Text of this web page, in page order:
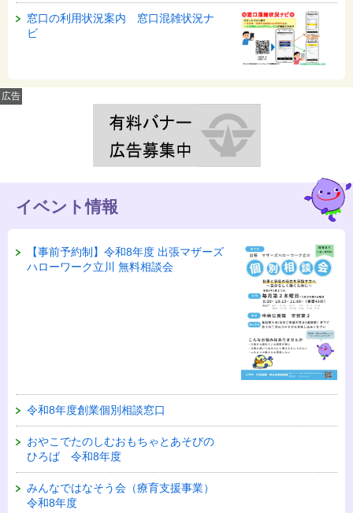
窓口の利用状況案内 窓口混雑状況ナ
ビ
広告
イベント情報
【事前予約制】令和8年度 出張マザーズ
ハローワーク立川 無料相談会
令和8年度創業個別相談窓口
おやこでたのしむおもちゃとあそびの
ひろば 令和8年度
みんなではなそう会（療育支援事業）
令和8年度